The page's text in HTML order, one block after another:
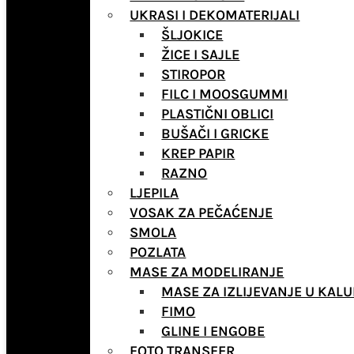
UKRASI I DEKOMATERIJALI
ŠLJOKICE
ŽICE I SAJLE
STIROPOR
FILC I MOOSGUMMI
PLASTIČNI OBLICI
BUŠAČI I GRICKE
KREP PAPIR
RAZNO
LJEPILA
VOSAK ZA PEČAĆENJE
SMOLA
POZLATA
MASE ZA MODELIRANJE
MASE ZA IZLIJEVANJE U
FIMO
GLINE I ENGOBE